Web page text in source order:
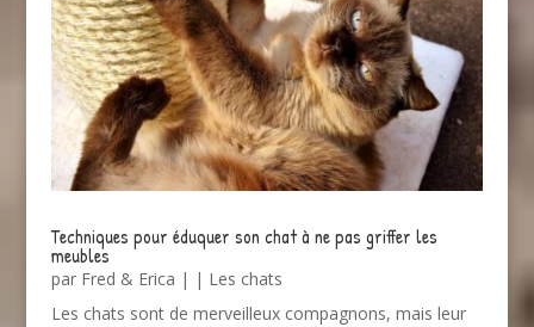
Techniques pour éduquer son chat à ne pas griffer les
meubles
par Fred & Erica | | Les chats
Les chats sont de merveilleux compagnons, mais leur